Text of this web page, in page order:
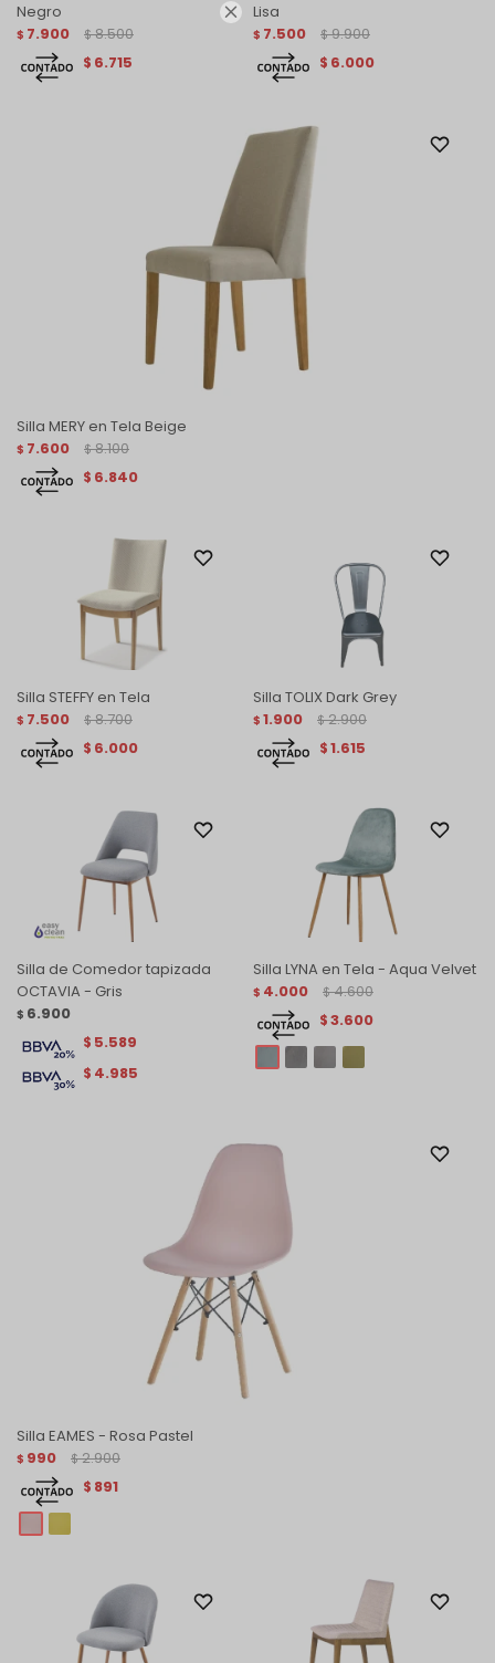

Negro
$ 7.900 $ 8.500
$ 6.715
Lisa
$ 7.500 $ 9.900
$ 6.000
Silla MERY en Tela Beige
$ 7.600 $ 8.100
$ 6.840
Silla STEFFY en Tela
$ 7.500 $ 8.700
$ 6.000
Silla TOLIX Dark Grey
$ 1.900 $ 2.900
$1.615
Silla de Comedor tapizada
OCTAVIA - Gris
$ 6.900
$ 4.985
$ 5.589
Silla LYNA en Tela - Aqua Velvet
$ 4.000 $ 4.600
$3.600
Silla EAMES - Rosa Pastel
$ 990 $ 2.900
$ 891